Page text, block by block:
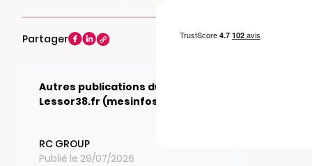
Partager
Autres publications du journal
Lessor38.fr (mesinfos.fr)
RC GROUP
Publié le 29/07/2026